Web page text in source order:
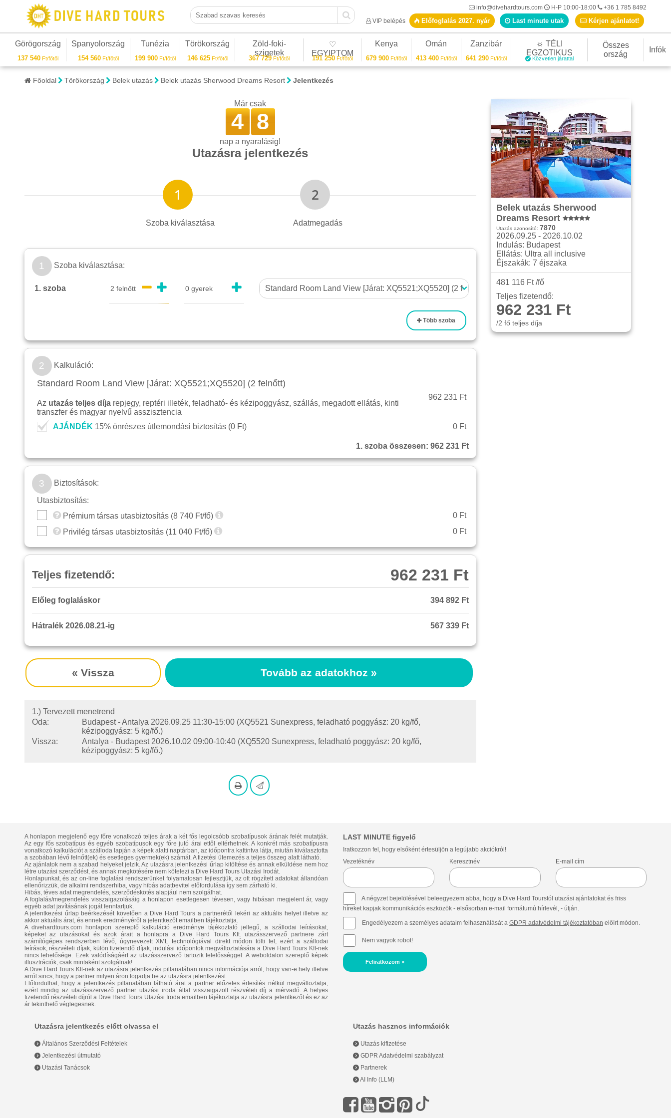
Szabad szavas keresés
info@divehardtours.com H-P 10:00-18:00
+36 1 785 8492
VIP belépés
Előfoglalás 2027. nyár Last minute utak Kérjen ajánlatot!
Görögország
137 540 Ft/főtől
Spanyolország
154 560Ft/főtől
Tunézia
199 900Ft/főtől
Törökország
146 625Ft/főtől
Zöld-foki-
szigetek
367 729 Ft/főtől
♡
EGYIPTOM
191 250Ft/főtől
Kenya
679 900Ft/főtől
Omán
413 400Ft/főtől
Zanzibár
641 290Ft/főtől
☼ TÉLI
EGZOTIKUS
Közvetlen járattal
Összes
ország
Infók
Főoldal Törökország Belek utazás Belek utazás Sherwood Dreams Resort Jelentkezés
Már csak
4 8
nap a nyaralásig!
Utazásra jelentkezés
Szoba kiválasztása Adatmegadás
1 Szoba kiválasztása:
1. szoba
Több szoba
2 Kalkuláció:
Standard Room Land View [Járat: XQ5521;XQ5520] (2 felnőtt)
Az utazás teljes díjarepjegy, reptéri illeték, feladható- és kézipoggyász, szállás, megadott ellátás, kinti
transzfer és magyar nyelvű asszisztencia
962 231 Ft
AJÁNDÉK 15% önrészes útlemondási biztosítás (0 Ft) 0 Ft
1. szoba összesen: 962 231 Ft
3 Biztosítások:
Utasbiztosítás:
Prémium társas utasbiztosítás (8 740Ft/fő)
0 Ft
Privilég társas utasbiztosítás (11 040Ft/fő) 0 Ft
Teljes fizetendő: 962 231 Ft
Előleg foglaláskor 394 892 Ft
Hátralék 2026.08.21-ig 567 339 Ft
« Vissza Tovább az adatokhoz »
1.) Tervezett menetrend
Oda:
Budapest - Antalya 2026.09.25 11:30-15:00 (XQ5521 Sunexpress, feladható poggyász: 20 kg/fő,
kézipoggyász: 5 kg/fő.)
Vissza:
Antalya - Budapest 2026.10.02 09:00-10:40 (XQ5520 Sunexpress, feladható poggyász: 20 kg/fő,
kézipoggyász: 5 kg/fő.)
Belek utazás Sherwood
Dreams Resort
Utazás azonosító: 7870
2026.09.25 - 2026.10.02
Indulás: Budapest
Ellátás: Ultra all inclusive
Éjszakák: 7 éjszaka
481 116 Ft /fő
Teljes fizetendő:
962 231 Ft
/2 fő teljes díja
LAST MINUTE figyelő
Iratkozzon fel, hogy elsőként értesüljön a legújabb akciókról!
Vezetéknév
Keresztnév E-mail cím
A négyzet bejelölésével beleegyezem abba, hogy a Dive Hard Tourstól utazási ajánlatokat és friss
híreket kapjak kommunikációs eszközök - elsősorban e-mail formátumú hírlevél, - útján.
Engedélyezem a személyes adataim felhasználását a GDPR adatvédelmi tájékoztatóban előírt módon.
Nem vagyok robot!
Feliratkozom »
A honlapon megjelenő egy főre vonatkozó teljes árak a két fős legolcsóbb szobatípusok árának felét mutatják.
Az egy fős szobatípus és egyéb szobatípusok egy főre jutó árai ettől eltérhetnek. A konkrét más szobatípusra
vonatkozó kalkulációt a szálloda lapján a képek alatti naptárban, az időpontra kattintva látja, miután kiválasztotta
a szobában lévő felnőtt(ek) és esetleges gyermek(ek) számát. A fizetési ütemezés a teljes összeg alatt látható.
Az ajánlatok nem a szabad helyeket jelzik. Az utazásra jelentkezési űrlap kitöltése és annak elküldése nem hoz
létre utazási szerződést, és annak megkötésére nem kötelezi a Dive Hard Tours Utazási Irodát.
Honlapunkat, és az on-line foglalási rendszerünket folyamatosan fejlesztjük, az ott rögzített adatokat állandóan
ellenőrizzük, de alkalmi rendszerhiba, vagy hibás adatbevitel előfordulása így sem zárható ki.
Hibás, téves adat megrendelés, szerződéskötés alapjául nem szolgálhat.
A foglalás/megrendelés visszaigazolásáig a honlapon esetlegesen tévesen, vagy hibásan megjelent ár, vagy
egyéb adat javításának jogát fenntartjuk.
A jelentkezési űrlap beérkezését követően a Dive Hard Tours a partnerétől lekéri az aktuális helyet illetve az
akkor aktuális árat, és ennek eredményéről a jelentkezőt emailben tájékoztatja.
A divehardtours.com honlapon szereplő kalkuláció eredménye tájékoztató jellegű, a szállodai leírásokat,
képeket az utazásokat és azok árait a honlapra a Dive Hard Tours Kft. utazásszervező partnere zárt
számítógépes rendszerben lévő, úgynevezett XML technológiával direkt módon tölti fel, ezért a szállodai
leírások, részvételi díjak, külön fizetendő díjak, indulási időpontok megváltoztatására a Dive Hard Tours Kft-nek
nincs lehetősége. Ezek valódíságáért az utazásszervező tartozik felelősséggel. A weboldalon szereplő képek
illusztrációk, csak mintaként szolgálnak!
A Dive Hard Tours Kft-nek az utazásra jelentkezés pillanatában nincs információja arról, hogy van-e hely illetve
arról sincs, hogy a partner milyen áron fogadja be az utazásra jelentkezést.
Előfordulhat, hogy a jelentkezés pillanatában látható árat a partner előzetes értesítés nélkül megváltoztatja,
ezért mindig az utazásszervező partner utazási iroda által visszaigazolt részvételi díj a mérvadó. A helyes
fizetendő részvételi díjról a Dive Hard Tours Utazási Iroda emailben tájékoztatja az utazásra jelentkezőt és ez az
ár tekinthető véglegesnek.
Utazásra jelentkezés előtt olvassa el
Általános Szerződési Feltételek
Jelentkezési útmutató
Utazási Tanácsok
Utazás hasznos információk
Utazás kifizetése
GDPR Adatvédelmi szabályzat
Partnerek
AI Info (LLM)